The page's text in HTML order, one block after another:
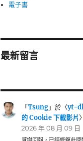
電子書
最新留言
「Tsung」於〈yt-
的 Cookie 下載影片
2026 年 08 月 09 日